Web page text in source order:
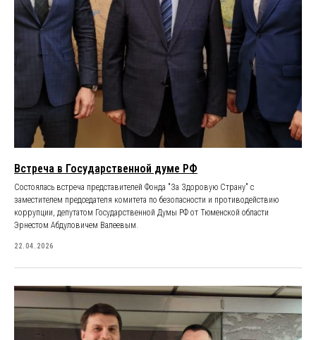
Встреча в Государственной думе РФ
Cостоялась встреча представителей Фонда "За Здоровую Страну" с
заместителем председателя комитета по безопасности и противодействию
коррупции, депутатом Государственной Думы РФ от Тюменской области
Эрнестом Абдуловичем Валеевым.
22.04.2026